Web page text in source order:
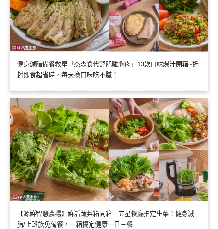
健身減脂備餐救星「杰森食代舒肥雞胸肉」13款口味爆汁開箱~拆
封即食超省時，每天換口味吃不膩！
【源鮮智慧農場】鮮活蔬菜箱開箱｜五星餐廳指定生菜！健身減
脂/上班族免備餐，一箱搞定健康一日三餐